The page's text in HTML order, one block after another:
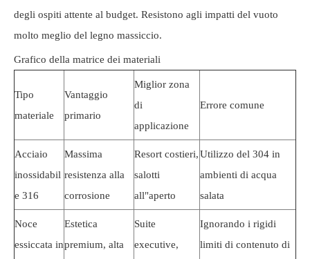
degli ospiti attente al budget. Resistono agli impatti del vuoto
molto meglio del legno massiccio.
Grafico della matrice dei materiali
Tipo
materiale
Vantaggio
primario
Miglior zona
di
applicazione
Errore comune
Acciaio
inossidabil
e 316
Massima
resistenza alla
corrosione
Resort costieri,
salotti
all"aperto
Utilizzo del 304 in
ambienti di acqua
salata
Noce
essiccata in
Estetica
premium, alta
Suite
executive,
Ignorando i rigidi
limiti di contenuto di